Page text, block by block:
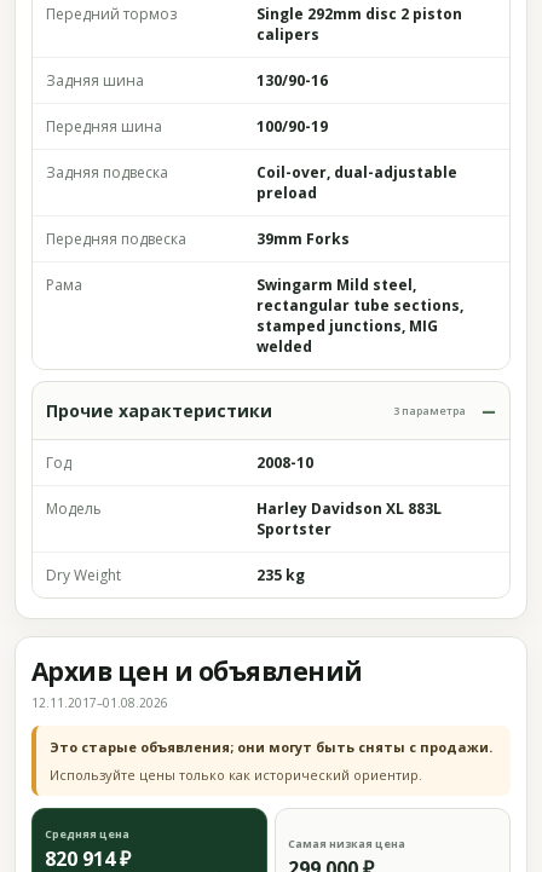
Передний тормоз
Single 292mm disc 2 piston
calipers
Задняя шина 130/90-16
Передняя шина 100/90-19
Задняя подвеска
Coil-over, dual-adjustable
preload
Передняя подвеска 39mm Forks
Рама
Swingarm Mild steel,
rectangular tube sections,
stamped junctions, MIG
welded
Прочие характеристики 3 параметра
Год 2008-10
Модель
Harley Davidson XL 883L
Sportster
Dry Weight 235 kg
Архив цен и объявлений
12.11.2017–01.08.2026
Это старые объявления; они могут быть сняты с продажи.
Используйте цены только как исторический ориентир.
Средняя цена
820 914 ₽
Самая низкая цена